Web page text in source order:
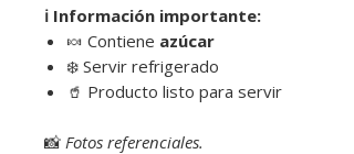
ℹ️ Información importante:
🍬 Contiene azúcar
❄️ Servir refrigerado
🥤 Producto listo para servir
📸 Fotos referenciales.